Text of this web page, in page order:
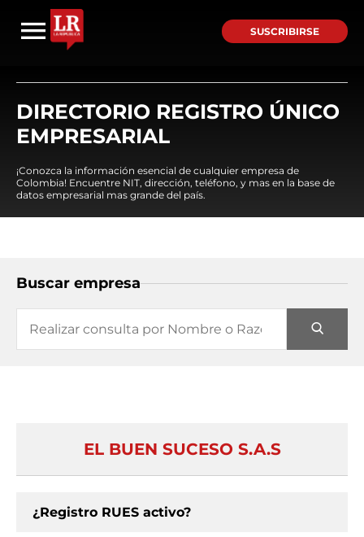
SUSCRIBIRSE
DIRECTORIO REGISTRO ÚNICO
EMPRESARIAL
¡Conozca la información esencial de cualquier empresa de
Colombia! Encuentre NIT, dirección, teléfono, y mas en la base de
datos empresarial mas grande del país.
Buscar empresa
EL BUEN SUCESO S.A.S
¿Registro RUES activo?